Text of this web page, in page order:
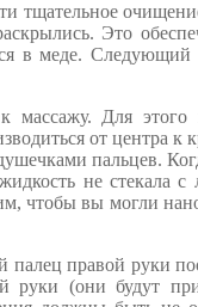
тщательное
Это
в меде. Следующий
массажу. Для
от центра к
пальцев.
не стекала
чтобы вы могли
правой руки
руки (они будут